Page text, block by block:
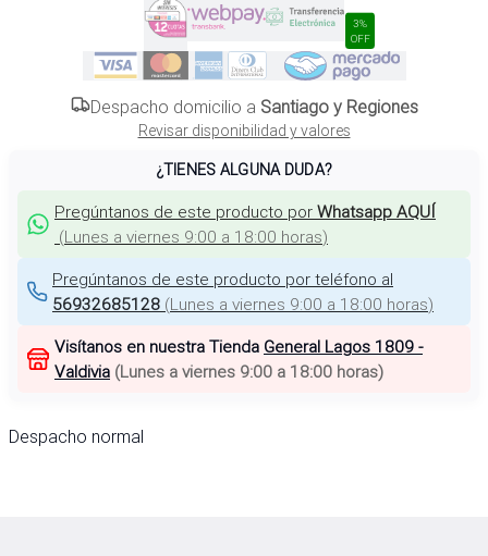
3%
OFF
Despacho domicilio a Santiago y Regiones
Revisar disponibilidad y valores
¿TIENES ALGUNA DUDA?
Pregúntanos de este producto por Whatsapp AQUÍ
(Lunes a viernes 9:00 a 18:00 horas)
Pregúntanos de este producto por teléfono al
56932685128 (Lunes a viernes 9:00 a 18:00 horas)
Visítanos en nuestra Tienda General Lagos 1809 -
Valdivia (Lunes a viernes 9:00 a 18:00 horas)
Despacho normal